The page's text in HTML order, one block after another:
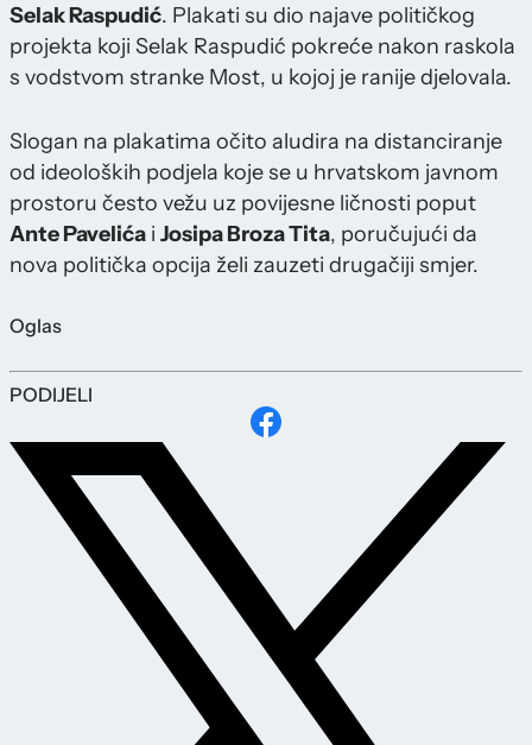
Selak Raspudić. Plakati su dio najave političkog
projekta koji Selak Raspudić pokreće nakon raskola
s vodstvom stranke Most, u kojoj je ranije djelovala.
Slogan na plakatima očito aludira na distanciranje
od ideoloških podjela koje se u hrvatskom javnom
prostoru često vežu uz povijesne ličnosti poput
Ante Pavelića i Josipa Broza Tita, poručujući da
nova politička opcija želi zauzeti drugačiji smjer.
Oglas
PODIJELI